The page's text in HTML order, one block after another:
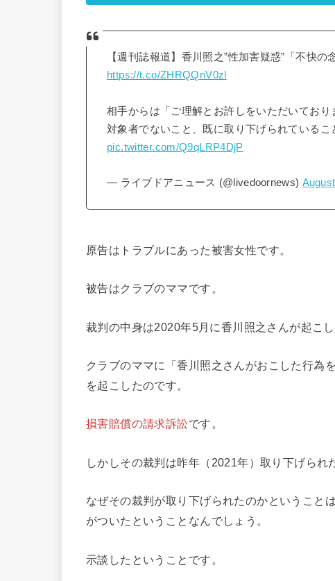
【週刊誌報道】香川照之”性加害疑惑”「不快
https://t.co/ZHRQQnV0zl
相手からは「ご理解とお許しをいただいてお
対象者でないこと、既に取り下げられているこ
pic.twitter.com/Q9qLRP4DjP
— ライブドアニュース (@livedoornews)
原告はトラブルにあった被害女性です。
被告はクラブのママです。
裁判の中身は2020年5月に香川照之さんが起こ
クラブのママに「香川照之さんがおこした行為
を起こしたのです。
損害賠償の請求訴訟です。
しかしその裁判は昨年（2021年）取り下げられ
なぜその裁判が取り下げられたのかということ
がついたということなんでしょう。
示談したということです。